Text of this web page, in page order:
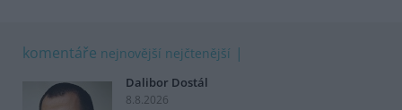
komentáře nejnovější nejčtenější
Dalibor Dostál
8.8.2026